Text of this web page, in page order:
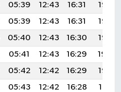
05:39 12:43 16:31
19:38
05:39 12:43 16:31
19:37
05:40 12:43 16:30
19:35
05:41 12:43 16:29
19:34
05:42 12:42 16:29
19:32
05:43 12:42 16:28
19:31